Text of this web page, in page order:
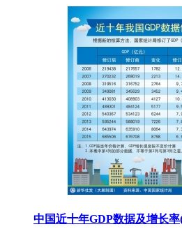
中国近十年GDP数据及增长率